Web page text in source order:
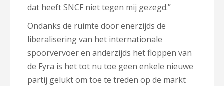
dat heeft SNCF niet tegen mij gezegd.”
Ondanks de ruimte door enerzijds de
liberalisering van het internationale
spoorvervoer en anderzijds het floppen van
de Fyra is het tot nu toe geen enkele nieuwe
partij gelukt om toe te treden op de markt